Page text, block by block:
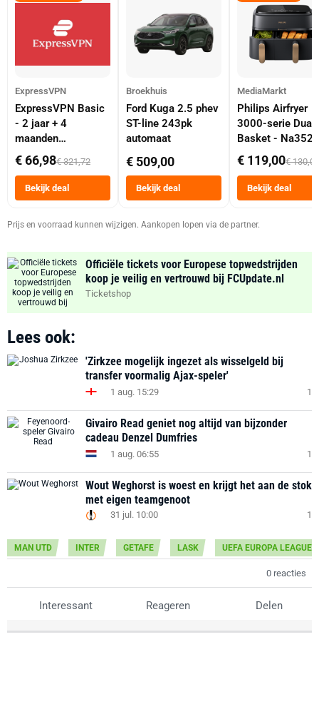
ExpressVPN
ExpressVPN Basic
- 2 jaar + 4
maanden
abonnement
€ 66,98€ 321,72
Bekijk deal
Broekhuis
Ford Kuga 2.5 phev
ST-line 243pk
automaat
€ 509,00
Bekijk deal
MediaMarkt
Philips Airfryer
3000-serie Dual
Basket -
Dubbele Mand 9
Tot 6 Personen
Heteluchtfriteuse
Zwart
€ 119,00€ 130,00
Bekijk deal
Prijs en voorraad kunnen wijzigen. Aankopen lopen via de partner.
Officiële tickets voor Europese topwedstrijden
koop je veilig en vertrouwd bij FCUpdate.nl
Ticketshop
Lees ook:
'Zirkzee mogelijk ingezet als wisselgeld bij
transfer voormalig Ajax-speler'
1 aug. 15:29 1
Givairo Read geniet nog altijd van bijzonder
cadeau Denzel Dumfries
1 aug. 06:55 1
Wout Weghorst is woest en krijgt het aan de stok
met eigen teamgenoot
31 jul. 10:00 1
MAN UTD INTER GETAFE LASK UEFA EUROPA LEAGUE
0 reacties
Interessant Reageren Delen